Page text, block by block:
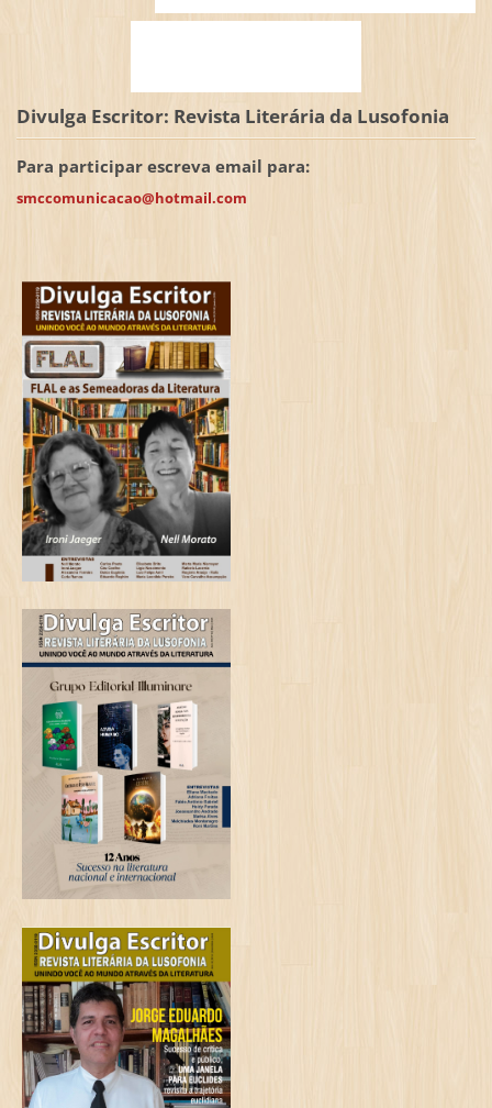
Divulga Escritor: Revista Literária da Lusofonia
Para participar escreva email para:
smccomunicacao@hotmail.com